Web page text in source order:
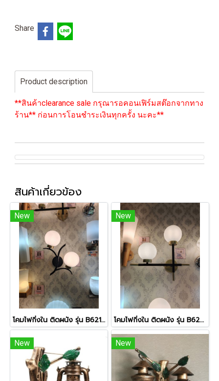
Share
Product description
**สินค้าclearance sale กรุณารอคอนเฟิร์มสต๊อกจากทาง
ร้าน** ก่อนการโอนชำระเงินทุกครั้ง นะคะ**
สินค้าเกี่ยวข้อง
New
โคมไฟกิ่งใน ติดผนัง รุ่น B6216
New
โคมไฟกิ่งใน ติดผนัง รุ่น B6221
New New